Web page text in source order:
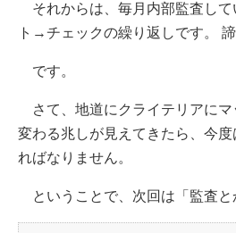
それからは、毎月内部監査して
ト→チェックの繰り返しです。 諦
です。
さて、地道にクライテリアにマ
変わる兆しが見えてきたら、今
ればなりません。
ということで、次回は「監査と